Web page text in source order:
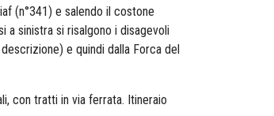
(n°341) e salendo il costone
a sinistra si risalgono i disagevoli
e quindi dalla Forca del
con tratti in via ferrata. Itineraio